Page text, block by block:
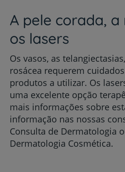
A pele corada, a
os lasers
Os vasos, as
rosácea requerem
produtos a utilizar. Os
uma excelente opção
mais informações sobre
informação nas nossas
Consulta de Dermatologia
Dermatologia Cosmética.